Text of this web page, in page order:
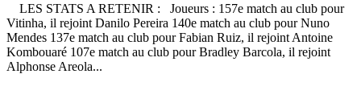
LES STATS A RETENIR : Joueurs : 157e match au club pour
Vitinha, il rejoint Danilo Pereira 140e match au club pour Nuno
Mendes 137e match au club pour Fabian Ruiz, il rejoint Antoine
Kombouaré 107e match au club pour Bradley Barcola, il rejoint
Alphonse Areola...